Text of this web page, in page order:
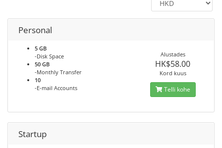
Personal
5 GB
-Disk Space
50 GB
-Monthly Transfer
10
-E-mail Accounts
Alustades
HK$58.00
Kord kuus
Telli kohe
Startup